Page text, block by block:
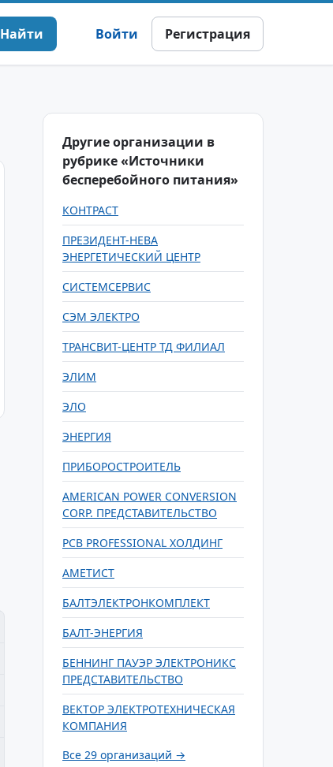
Найти Войти Регистрация
Другие организации в
рубрике «Источники
бесперебойного питания»
КОНТРАСТ
ПРЕЗИДЕНТ-НЕВА
ЭНЕРГЕТИЧЕСКИЙ ЦЕНТР
СИСТЕМСЕРВИС
СЭМ ЭЛЕКТРО
ТРАНСВИТ-ЦЕНТР ТД ФИЛИАЛ
ЭЛИМ
ЭЛО
ЭНЕРГИЯ
ПРИБОРОСТРОИТЕЛЬ
AMERICAN POWER CONVERSION
CORP. ПРЕДСТАВИТЕЛЬСТВО
PCB PROFESSIONAL ХОЛДИНГ
АМЕТИСТ
БАЛТЭЛЕКТРОНКОМПЛЕКТ
БАЛТ-ЭНЕРГИЯ
БЕННИНГ ПАУЭР ЭЛЕКТРОНИКС
ПРЕДСТАВИТЕЛЬСТВО
ВЕКТОР ЭЛЕКТРОТЕХНИЧЕСКАЯ
КОМПАНИЯ
Все 29 организаций →